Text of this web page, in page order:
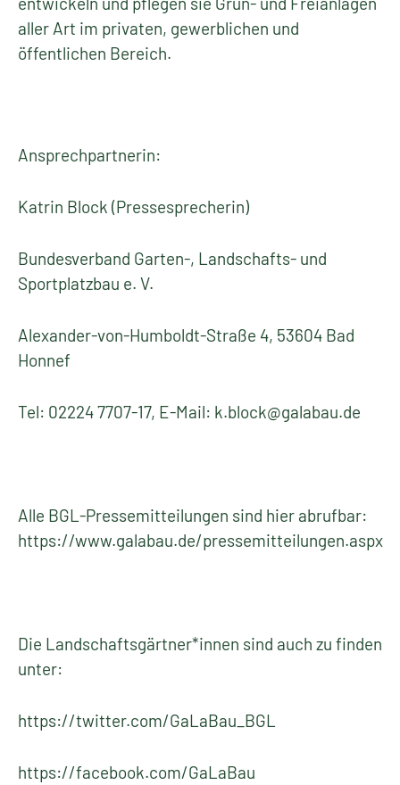
aller Art im privaten, gewerblichen und
öffentlichen Bereich.
Ansprechpartnerin:
Katrin Block (Pressesprecherin)
Bundesverband Garten-, Landschafts- und
Sportplatzbau e. V.
Alexander-von-Humboldt-Straße 4, 53604 Bad
Honnef
Tel: 02224 7707-17, E-Mail: k.block@galabau.de
Alle BGL-Pressemitteilungen sind hier abrufbar:
https://www.galabau.de/pressemitteilungen.aspx
Die Landschaftsgärtner*innen sind auch zu finden
unter:
https://twitter.com/GaLaBau_BGL
https://facebook.com/GaLaBau